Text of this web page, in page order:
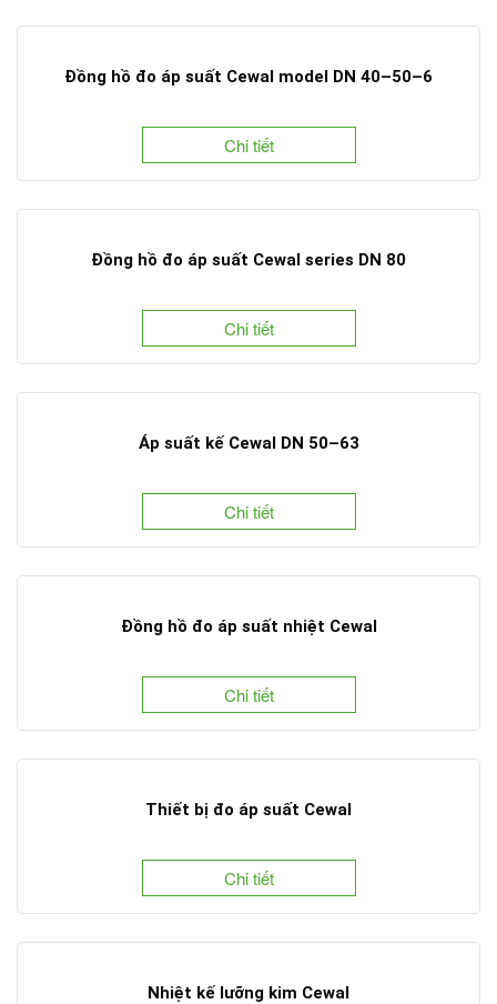
Đồng hồ đo áp suất Cewal model DN 40–50–6
Chi tiết
Đồng hồ đo áp suất Cewal series DN 80
Chi tiết
Áp suất kế Cewal DN 50–63
Chi tiết
Đồng hồ đo áp suất nhiệt Cewal
Chi tiết
Thiết bị đo áp suất Cewal
Chi tiết
Nhiệt kế lưỡng kim Cewal